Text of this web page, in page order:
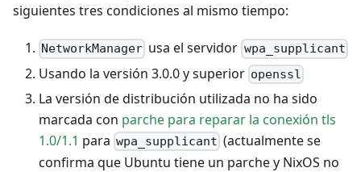
siguientes tres condiciones al mismo tiempo:
NetworkManager usa el servidor wpa_supplicant
Usando la versión 3.0.0 y superior openssl
La versión de distribución utilizada no ha sido
marcada con parche para reparar la conexión tls
1.0/1.1 para wpa_supplicant (actualmente se
confirma que Ubuntu tiene un parche y NixOS no